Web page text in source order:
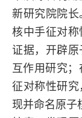
新研究院院
核中手征对
证据，开辟
互作用研究
征对称性研
现并命名原子